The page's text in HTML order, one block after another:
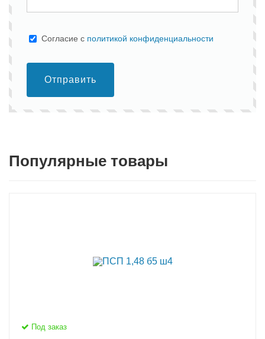
Cогласие с политикой конфиденциальности
Отправить
Популярные товары
Под заказ